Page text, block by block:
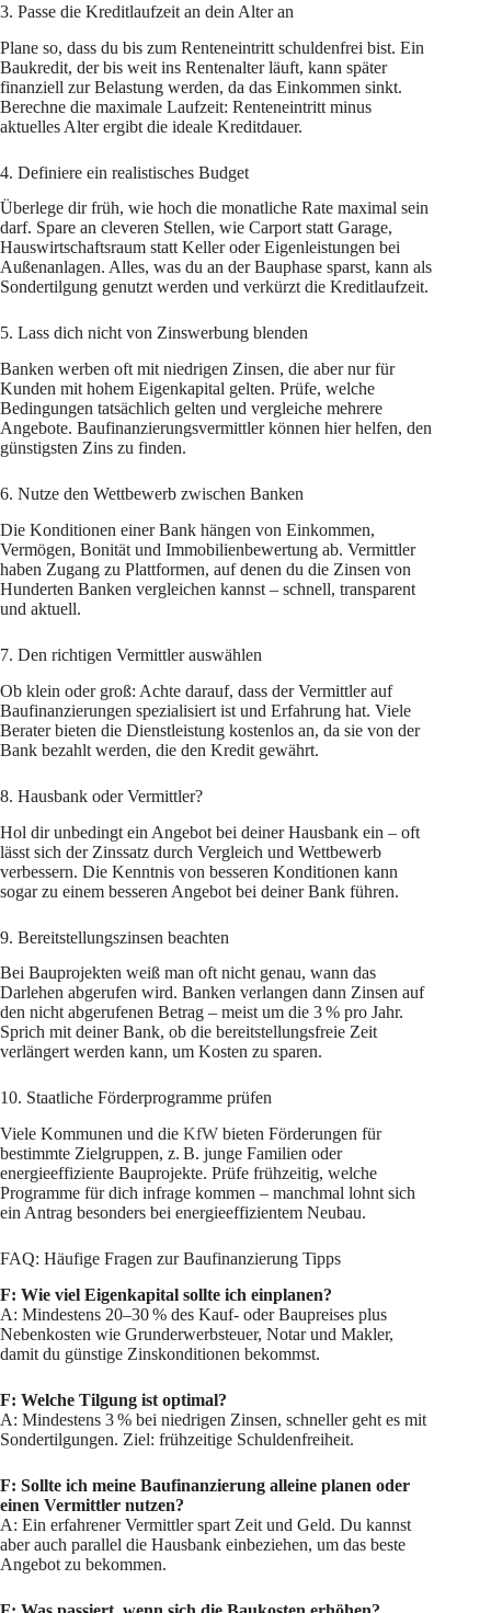
3. Passe die Kreditlaufzeit an dein Alter an
Plane so, dass du bis zum Renteneintritt schuldenfrei bist. Ein
Baukredit, der bis weit ins Rentenalter läuft, kann später
finanziell zur Belastung werden, da das Einkommen sinkt.
Berechne die maximale Laufzeit: Renteneintritt minus
aktuelles Alter ergibt die ideale Kreditdauer.
4. Definiere ein realistisches Budget
Überlege dir früh, wie hoch die monatliche Rate maximal sein
darf. Spare an cleveren Stellen, wie Carport statt Garage,
Hauswirtschaftsraum statt Keller oder Eigenleistungen bei
Außenanlagen. Alles, was du an der Bauphase sparst, kann als
Sondertilgung genutzt werden und verkürzt die Kreditlaufzeit.
5. Lass dich nicht von Zinswerbung blenden
Banken werben oft mit niedrigen Zinsen, die aber nur für
Kunden mit hohem Eigenkapital gelten. Prüfe, welche
Bedingungen tatsächlich gelten und vergleiche mehrere
Angebote. Baufinanzierungsvermittler können hier helfen, den
günstigsten Zins zu finden.
6. Nutze den Wettbewerb zwischen Banken
Die Konditionen einer Bank hängen von Einkommen,
Vermögen, Bonität und Immobilienbewertung ab. Vermittler
haben Zugang zu Plattformen, auf denen du die Zinsen von
Hunderten Banken vergleichen kannst – schnell, transparent
und aktuell.
7. Den richtigen Vermittler auswählen
Ob klein oder groß: Achte darauf, dass der Vermittler auf
Baufinanzierungen spezialisiert ist und Erfahrung hat. Viele
Berater bieten die Dienstleistung kostenlos an, da sie von der
Bank bezahlt werden, die den Kredit gewährt.
8. Hausbank oder Vermittler?
Hol dir unbedingt ein Angebot bei deiner Hausbank ein – oft
lässt sich der Zinssatz durch Vergleich und Wettbewerb
verbessern. Die Kenntnis von besseren Konditionen kann
sogar zu einem besseren Angebot bei deiner Bank führen.
9. Bereitstellungszinsen beachten
Bei Bauprojekten weiß man oft nicht genau, wann das
Darlehen abgerufen wird. Banken verlangen dann Zinsen auf
den nicht abgerufenen Betrag – meist um die 3 % pro Jahr.
Sprich mit deiner Bank, ob die bereitstellungsfreie Zeit
verlängert werden kann, um Kosten zu sparen.
10. Staatliche Förderprogramme prüfen
Viele Kommunen und die KfW bieten Förderungen für
bestimmte Zielgruppen, z. B. junge Familien oder
energieeffiziente Bauprojekte. Prüfe frühzeitig, welche
Programme für dich infrage kommen – manchmal lohnt sich
ein Antrag besonders bei energieeffizientem Neubau.
FAQ: Häufige Fragen zur Baufinanzierung Tipps
F: Wie viel Eigenkapital sollte ich einplanen?
A: Mindestens 20–30 % des Kauf- oder Baupreises plus
Nebenkosten wie Grunderwerbsteuer, Notar und Makler,
damit du günstige Zinskonditionen bekommst.
F: Welche Tilgung ist optimal?
A: Mindestens 3 % bei niedrigen Zinsen, schneller geht es mit
Sondertilgungen. Ziel: frühzeitige Schuldenfreiheit.
F: Sollte ich meine Baufinanzierung alleine planen oder
einen Vermittler nutzen?
A: Ein erfahrener Vermittler spart Zeit und Geld. Du kannst
aber auch parallel die Hausbank einbeziehen, um das beste
Angebot zu bekommen.